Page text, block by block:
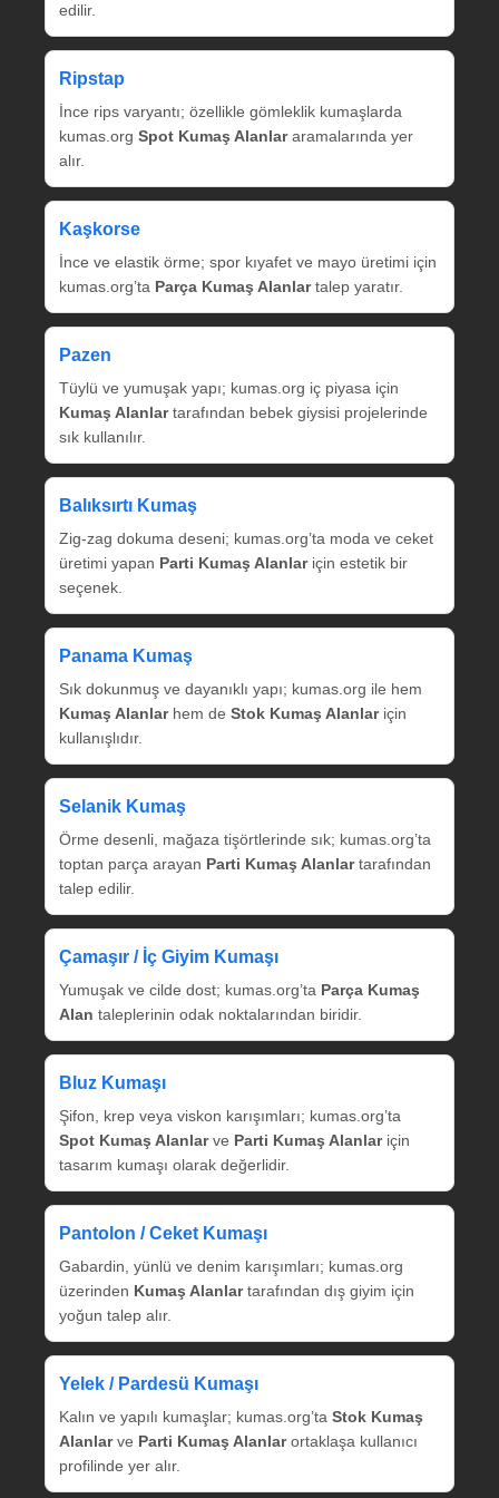
edilir.
Ripstap
İnce rips varyantı; özellikle gömleklik kumaşlarda
kumas.org Spot Kumaş Alanlararamalarında yer
alır.
Kaşkorse
İnce ve elastik örme; spor kıyafet ve mayo üretimi için
kumas.org’ta Parça Kumaş Alanlartalep yaratır.
Pazen
Tüylü ve yumuşak yapı; kumas.org iç piyasa için
Kumaş Alanlartarafından bebek giysisi projelerinde
sık kullanılır.
Balıksırtı Kumaş
Zig‑zag dokuma deseni; kumas.org’ta moda ve ceket
üretimi yapan Parti Kumaş Alanlariçin estetik bir
seçenek.
Panama Kumaş
Sık dokunmuş ve dayanıklı yapı; kumas.org ile hem
Kumaş Alanlarhem de Stok Kumaş Alanlariçin
kullanışlıdır.
Selanik Kumaş
Örme desenli, mağaza tişörtlerinde sık; kumas.org’ta
toptan parça arayan Parti Kumaş Alanlartarafından
talep edilir.
Çamaşır / İç Giyim Kumaşı
Yumuşak ve cilde dost; kumas.org’ta Parça Kumaş
Alan taleplerinin odak noktalarından biridir.
Bluz Kumaşı
Şifon, krep veya viskon karışımları; kumas.org’ta
Spot Kumaş Alanlarve Parti Kumaş Alanlariçin
tasarım kumaşı olarak değerlidir.
Pantolon / Ceket Kumaşı
Gabardin, yünlü ve denim karışımları; kumas.org
üzerinden Kumaş Alanlartarafından dış giyim için
yoğun talep alır.
Yelek / Pardesü Kumaşı
Kalın ve yapılı kumaşlar; kumas.org’ta Stok Kumaş
Alanlarve Parti Kumaş Alanlarortaklaşa kullanıcı
profilinde yer alır.